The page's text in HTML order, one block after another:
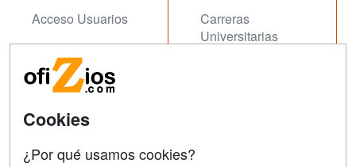
Acceso Usuarios
Acceso Centros
Carreras
Universitarias
Contactar
Cookies
¿Por qué usamos cookies?